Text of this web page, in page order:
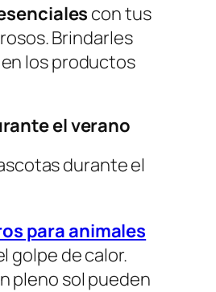
con tus
Brindarles
los productos
el verano
durante el
para animales
golpe de calor.
pleno sol pueden